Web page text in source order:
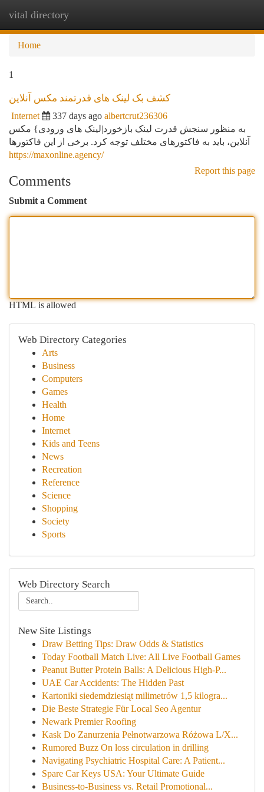
vital directory
Home
1
کشف بک لینک های قدرتمند مکس آنلاین
Internet 337 days ago albertcrut236306
به منظور سنجش قدرت لینک بازخورد|لینک های ورودی} مکس
آنلاین، باید به فاکتورهای مختلف توجه کرد. برخی از این فاکتورها
https://maxonline.agency/
Report this page
Comments
Submit a Comment
HTML is allowed
Web Directory Categories
Arts
Business
Computers
Games
Health
Home
Internet
Kids and Teens
News
Recreation
Reference
Science
Shopping
Society
Sports
Web Directory Search
New Site Listings
Draw Betting Tips: Draw Odds & Statistics
Today Football Match Live: All Live Football Games
Peanut Butter Protein Balls: A Delicious High-P...
UAE Car Accidents: The Hidden Past
Kartoniki siedemdziesiąt milimetrów 1,5 kilogra...
Die Beste Strategie Für Local Seo Agentur
Newark Premier Roofing
Kask Do Zanurzenia Pełnotwarzowa Różowa L/X...
Rumored Buzz On loss circulation in drilling
Navigating Psychiatric Hospital Care: A Patient...
Spare Car Keys USA: Your Ultimate Guide
Business-to-Business vs. Retail Promotional...